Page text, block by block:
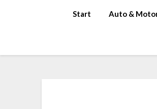
Start Auto &